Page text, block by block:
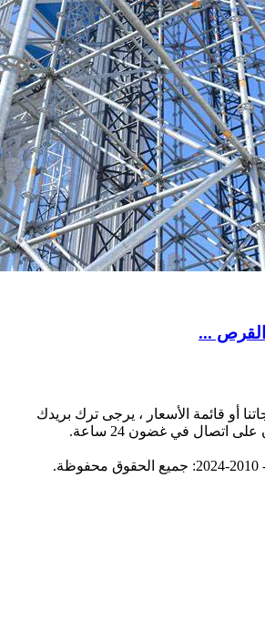
...
أو قائمة الأسعار ، يرجى ترك بريدك
اتصال في غضون 24 ساعة.